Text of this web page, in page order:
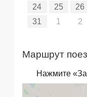
24
25 26
31
1 2
Маршрут
Нажмите